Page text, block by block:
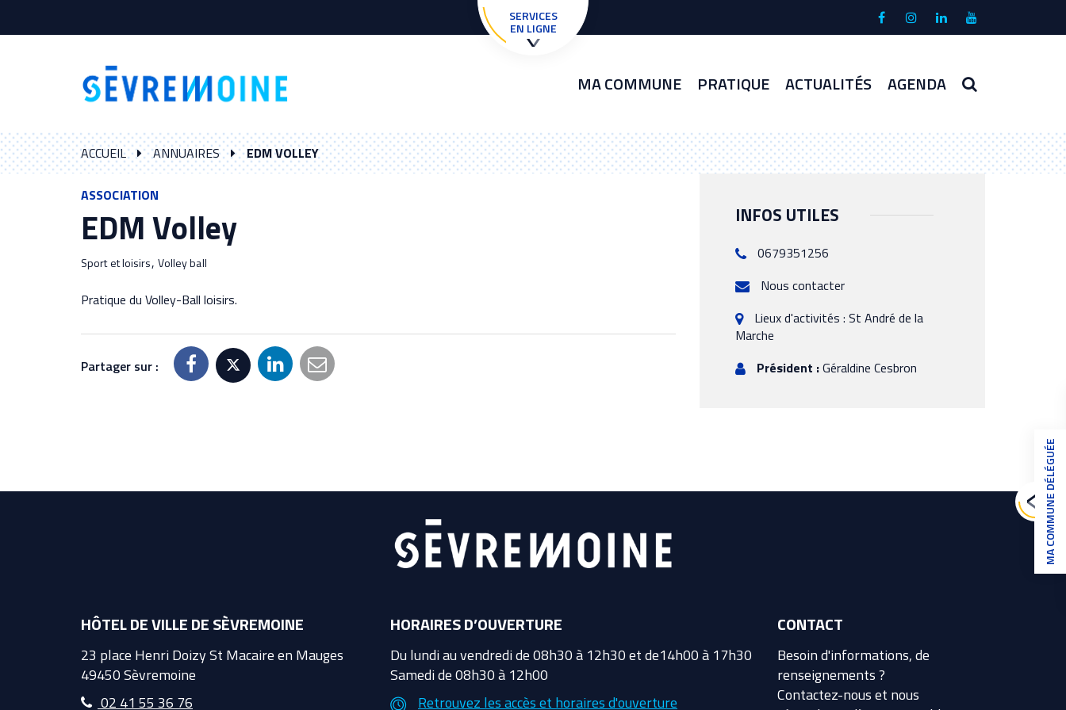
SERVICES
EN LIGNE
Lien
compte
Facebook
Lien
compte
Instagram
Lien
compte
Linkedin
Lien
chaîne
Youtube
MA COMMUNE PRATIQUE ACTUALITÉS AGENDA
ACCUEIL ANNUAIRES EDM VOLLEY
ASSOCIATION
EDM Volley
Sport et loisirs, Volley ball
Pratique du Volley-Ball loisirs.
Partager sur :
INFOS UTILES
0679351256
Nous contacter
Lieux d'activités : St André de la
Marche
Président :Géraldine Cesbron
MA COMMUNE DÉLÉGUÉE
HÔTEL DE VILLE DE SÈVREMOINE
23 place Henri Doizy St Macaire en Mauges
49450 Sèvremoine
02 41 55 36 76
HORAIRES D’OUVERTURE
Du lundi au vendredi de 08h30 à 12h30 et de14h00 à 17h30
Samedi de 08h30 à 12h00
Retrouvez les accès et horaires d'ouverture
CONTACT
Besoin d'informations, de
renseignements ?
Contactez-nous et nous